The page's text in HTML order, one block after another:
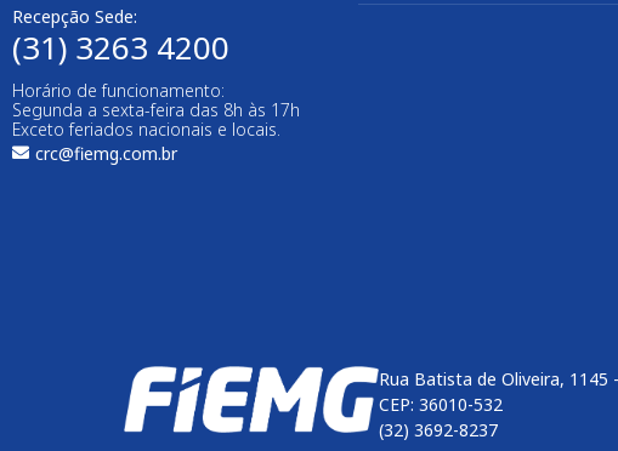
Recepção Sede:
(31) 3263 4200
Horário de funcionamento:
Segunda a sexta-feira das 8h às 17h
Exceto feriados nacionais e locais.
crc@fiemg.com.br
Rua Batista de Oliveira, 1145
CEP: 36010-532
(32) 3692-8237